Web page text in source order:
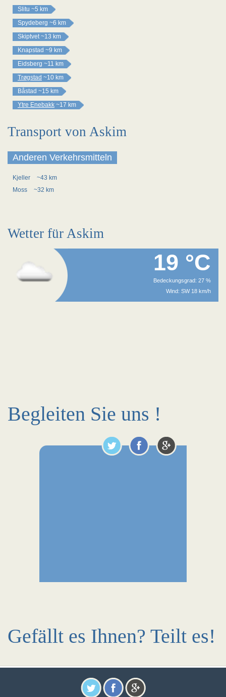
Slitu ~5 km
Spydeberg ~6 km
Skiptvet ~13 km
Knapstad ~9 km
Eidsberg ~11 km
Trøgstad ~10 km
Båstad ~15 km
Ytre Enebakk ~17 km
Transport von Askim
Anderen Verkehrsmitteln
Kjeller
~43 km
Moss
~32 km
Wetter für Askim
19 °C
Bedeckungsgrad: 27 %
Wind: SW 18 km/h
Begleiten Sie uns !
Gefällt es Ihnen? Teilt es!